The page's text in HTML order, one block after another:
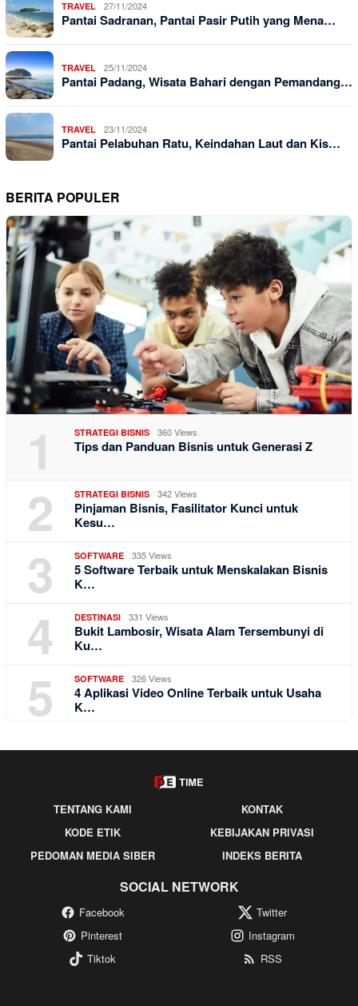
TRAVEL 27/11/2024
Pantai Sadranan, Pantai Pasir Putih yang Mena…
TRAVEL 25/11/2024
Pantai Padang, Wisata Bahari dengan Pemandang…
TRAVEL 23/11/2024
Pantai Pelabuhan Ratu, Keindahan Laut dan Kis…
BERITA POPULER
1 STRATEGI BISNIS 360 Views
Tips dan Panduan Bisnis untuk Generasi Z
2 STRATEGI BISNIS 342 Views
Pinjaman Bisnis, Fasilitator Kunci untuk
Kesu…
3 SOFTWARE 335 Views
5 Software Terbaik untuk Menskalakan Bisnis
K…
4 DESTINASI 331 Views
Bukit Lambosir, Wisata Alam Tersembunyi di
Ku…
5 SOFTWARE 326 Views
4 Aplikasi Video Online Terbaik untuk Usaha
K…
TENTANG KAMI
KONTAK
KODE ETIK
KEBIJAKAN PRIVASI
PEDOMAN MEDIA SIBER
INDEKS BERITA
SOCIAL NETWORK
Facebook
Twitter
Pinterest
Instagram
Tiktok
RSS